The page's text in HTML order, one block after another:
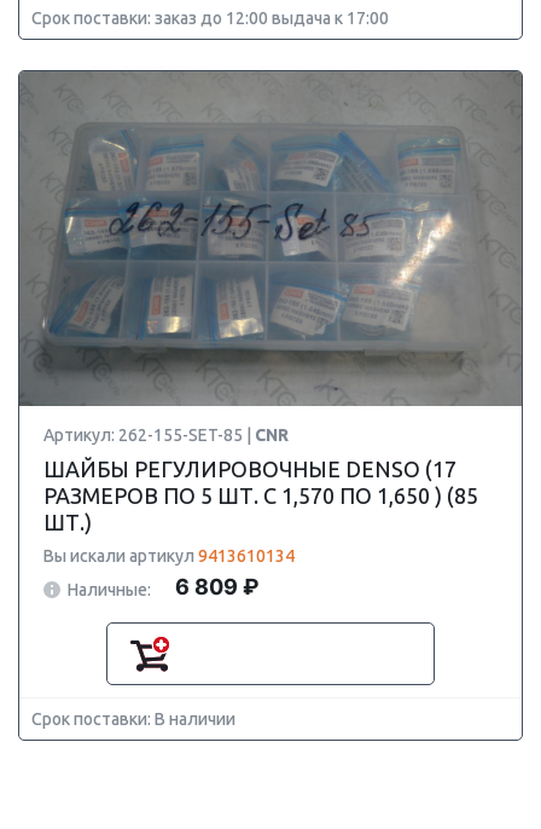
Срок поставки: заказ до 12:00 выдача к 17:00
Артикул: 262-155-SET-85 | CNR
ШАЙБЫ РЕГУЛИРОВОЧНЫЕ DENSO (17
РАЗМЕРОВ ПО 5 ШТ. С 1,570 ПО 1,650 ) (85
ШТ.)
Вы искали артикул 9413610134
Наличные:
6 809 ₽
Срок поставки: В наличии